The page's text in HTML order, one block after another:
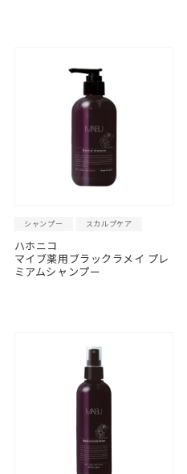
シャンプー スカルプケア
ハホニコ
マイブ薬用ブラックラメイ プレ
ミアムシャンプー